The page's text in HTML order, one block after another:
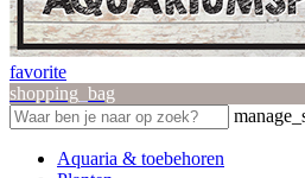
favorite
shopping_bag
Aquaria & toebehoren